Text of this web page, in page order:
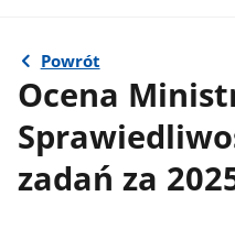
Powrót
Ocena
zadań za